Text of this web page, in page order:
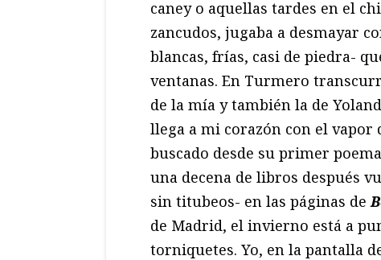
caney o aquellas tardes en el
zancudos, jugaba a desmayar
blancas, frías, casi de piedra-
ventanas. En Turmero
de la mía y también la de
llega a mi corazón con el vapor
buscado desde su primer
una decena de libros después
sin titubeos- en las páginas de
de Madrid, el invierno está a
torniquetes. Yo, en la pantalla